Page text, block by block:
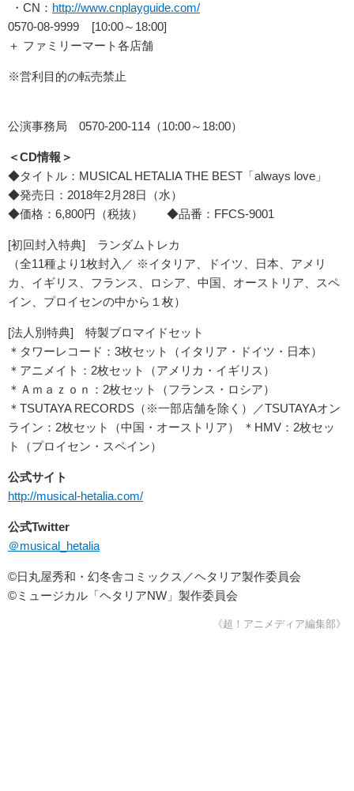
・CN： http://www.cnplayguide.com/
0570-08-9999 [10:00～18:00]
＋ ファミリーマート各店舗
※営利目的の転売禁止
公演事務局 0570-200-114（10:00～18:00）
＜CD情報＞
◆タイトル：MUSICAL HETALIA THE BEST「always love」
◆発売日：2018年2月28日（水）
◆価格：6,800円（税抜） ◆品番：FFCS-9001
[初回封入特典] ランダムトレカ
（全11種より1枚封入／ ※イタリア、ドイツ、日本、アメリ
カ、イギリス、フランス、ロシア、中国、オーストリア、スペ
イン、プロイセンの中から１枚）
[法人別特典] 特製ブロマイドセット
＊タワーレコード：3枚セット（イタリア・ドイツ・日本）
＊アニメイト：2枚セット（アメリカ・イギリス）
＊Ａｍａｚｏｎ：2枚セット（フランス・ロシア）
＊TSUTAYA RECORDS（※一部店舗を除く）／TSUTAYAオン
ライン：2枚セット（中国・オーストリア） ＊HMV：2枚セッ
ト（プロイセン・スペイン）
公式サイト
http://musical-hetalia.com/
公式Twitter
＠musical_hetalia
©日丸屋秀和・幻冬舎コミックス／ヘタリア製作委員会
©ミュージカル「ヘタリアNW」製作委員会
《超！アニメディア編集部》